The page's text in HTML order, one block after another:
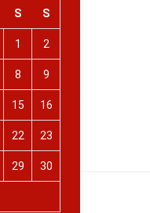
S S
1 2
8 9
15 16
22 23
29 30